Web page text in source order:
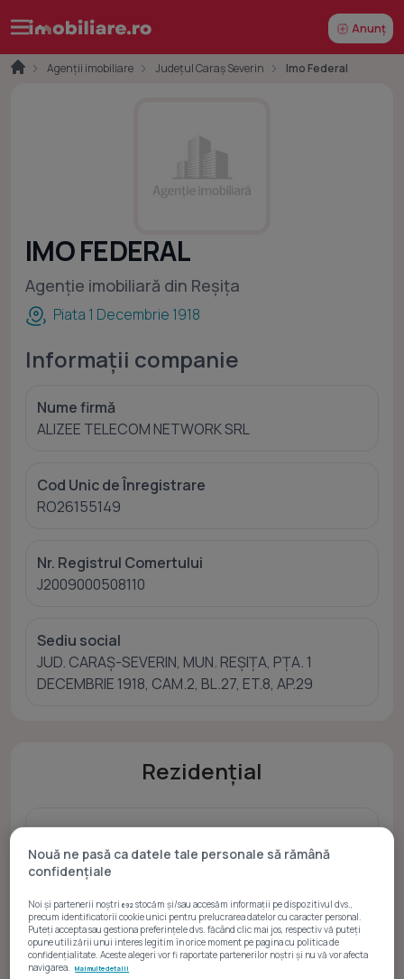
Anunț
Agenții imobiliare Județul Caraș Severin Imo Federal
IMO FEDERAL
Agenție imobiliară din Reșița
Piata 1 Decembrie 1918
Informații companie
Nume firmă
ALIZEE TELECOM NETWORK SRL
Cod Unic de Înregistrare
RO26155149
Nr. Registrul Comertului
J2009000508110
Sediu social
JUD. CARAŞ-SEVERIN, MUN. REŞIŢA, PŢA. 1
DECEMBRIE 1918, CAM.2, BL.27, ET.8, AP.29
Rezidențial
Nouă ne pasă ca datele tale personale să rămână
confidențiale
Noi și partenerii noștri692 stocăm și/sau accesăm informații pe dispozitivul dvs.,
precum identificatorii cookie unici pentru prelucrarea datelor cu caracter personal.
Puteți accepta sau gestiona preferințele dvs. făcând clic mai jos, respectiv vă puteți
opune utilizării unui interes legitim în orice moment pe pagina cu politica de
confidențialitate. Aceste alegeri vor fi raportate partenerilor noștri și nu vă vor afecta
navigarea.
Mai multe detalii